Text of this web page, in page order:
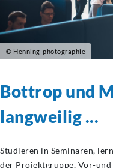
© Henning-photographie
Bottrop und
langweilig ...
Studieren in Seminaren,
der Projektgruppe, Vor-